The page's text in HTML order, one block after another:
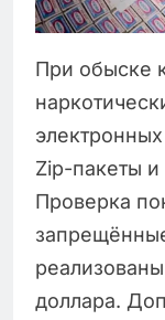
При обыске
Zip-пакеты
Проверка
доллара.